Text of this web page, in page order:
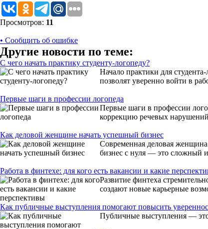
Просмотров: 11
• Сообщить об ошибке
Другие новости по теме:
С чего начать практику студенту-логопеду?
Начало практики для
позволят уверенно войти в
Первые шаги в профессии логопеда
Первые шаги в профессии
коррекцию речевых
Как деловой женщине начать успешный бизнес
Современная деловая женщина
бизнес с нуля — это сложный
Работа в финтехе: для кого есть вакансии и какие
Развитие финтеха
создают новые карьерные
Как публичные выступления помогают повысить
Публичные выступления — это